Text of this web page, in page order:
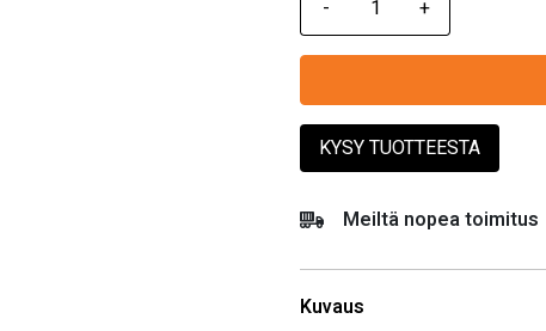
KYSY TUOTTEESTA
Meiltä nopea toimitus
Kuvaus